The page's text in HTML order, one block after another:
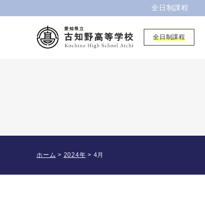
全日制課程
全日制課程
ホーム > 2024年 > 4月